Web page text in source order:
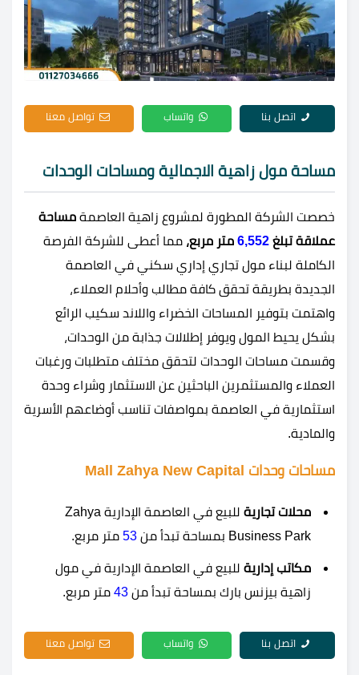
اتصل بنا واتساب تواصل معنا
مساحة مول زاهية الاجمالية ومساحات الوحدات
خصصت الشركة المطورة لمشروع زاهية العاصمة مساحة
عملاقة تبلغ 6,552 متر مربع، مما أعطى للشركة الفرصة
الكاملة لبناء مول تجاري إداري سكني في العاصمة
الجديدة بطريقة تحقق كافة مطالب وأحلام العملاء،
واهتمت بتوفير المساحات الخضراء واللاند سكيب الرائع
بشكل يحيط المول ويوفر إطلالات جذابة من الوحدات،
وقسمت مساحات الوحدات لتحقق مختلف متطلبات ورغبات
العملاء والمستثمرين الباحثين عن الاستثمار وشراء وحدة
استثمارية في العاصمة بمواصفات تناسب أوضاعهم الأسرية
والمادية.
مساحات وحدات Mall Zahya New Capital
محلات تجارية
للبيع في العاصمة الإدارية Zahya
Business Park بمساحة تبدأ من
53 متر مربع.
مكاتب إدارية للبيع في العاصمة الإدارية في مول
زاهية بيزنس بارك بمساحة تبدأ من 43 متر مربع.
اتصل بنا واتساب تواصل معنا